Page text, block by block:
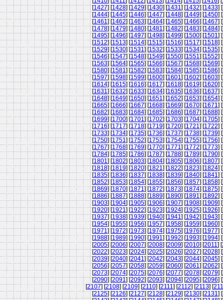
[1427] [1428] [1429] [1430] [1431] [1432] [1433] [
[1444] [1445] [1446] [1447] [1448] [1449] [1450] [
[1461] [1462] [1463] [1464] [1465] [1466] [1467] [
[1478] [1479] [1480] [1481] [1482] [1483] [1484] [
[1495] [1496] [1497] [1498] [1499] [1500] [1501] [
[1512] [1513] [1514] [1515] [1516] [1517] [1518] [
[1529] [1530] [1531] [1532] [1533] [1534] [1535] [
[1546] [1547] [1548] [1549] [1550] [1551] [1552] [
[1563] [1564] [1565] [1566] [1567] [1568] [1569] [
[1580] [1581] [1582] [1583] [1584] [1585] [1586] [
[1597] [1598] [1599] [1600] [1601] [1602] [1603] [
[1614] [1615] [1616] [1617] [1618] [1619] [1620] [
[1631] [1632] [1633] [1634] [1635] [1636] [1637] [
[1648] [1649] [1650] [1651] [1652] [1653] [1654] [
[1665] [1666] [1667] [1668] [1669] [1670] [1671] [
[1682] [1683] [1684] [1685] [1686] [1687] [1688] [
[1699] [1700] [1701] [1702] [1703] [1704] [1705] [
[1716] [1717] [1718] [1719] [1720] [1721] [1722] [
[1733] [1734] [1735] [1736] [1737] [1738] [1739] [
[1750] [1751] [1752] [1753] [1754] [1755] [1756] [
[1767] [1768] [1769] [1770] [1771] [1772] [1773] [
[1784] [1785] [1786] [1787] [1788] [1789] [1790] [
[1801] [1802] [1803] [1804] [1805] [1806] [1807] [
[1818] [1819] [1820] [1821] [1822] [1823] [1824] [
[1835] [1836] [1837] [1838] [1839] [1840] [1841] [
[1852] [1853] [1854] [1855] [1856] [1857] [1858] [
[1869] [1870] [1871] [1872] [1873] [1874] [1875] [
[1886] [1887] [1888] [1889] [1890] [1891] [1892] [
[1903] [1904] [1905] [1906] [1907] [1908] [1909] [
[1920] [1921] [1922] [1923] [1924] [1925] [1926] [
[1937] [1938] [1939] [1940] [1941] [1942] [1943] [
[1954] [1955] [1956] [1957] [1958] [1959] [1960] [
[1971] [1972] [1973] [1974] [1975] [1976] [1977] [
[1988] [1989] [1990] [1991] [1992] [1993] [1994] [
[2005] [2006] [2007] [2008] [2009] [2010] [2011] [
[2022] [2023] [2024] [2025] [2026] [2027] [2028] [
[2039] [2040] [2041] [2042] [2043] [2044] [2045] [
[2056] [2057] [2058] [2059] [2060] [2061] [2062] [
[2073] [2074] [2075] [2076] [2077] [2078] [2079] [
[2090] [2091] [2092] [2093] [2094] [2095] [2096] [
[2107] [2108] [2109] [2110] [2111] [2112] [2113] [
[2125] [2126] [2127] [2128] [2129] [2130] [2131] [